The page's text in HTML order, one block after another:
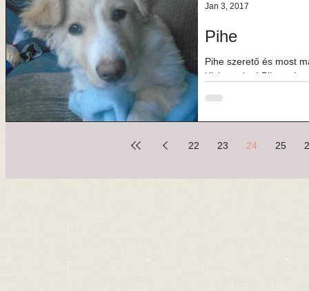
Pihe
Pihe szerető és most
Kiskapudon! Pihe már
Jan 3, 2017
22 23 24 25